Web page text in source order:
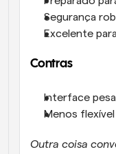
Segurança
Excelente
Contras
Interface
Menos
Outra coisa